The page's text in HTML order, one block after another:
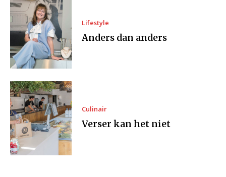
Lifestyle
Anders dan anders
Culinair
Verser kan het niet